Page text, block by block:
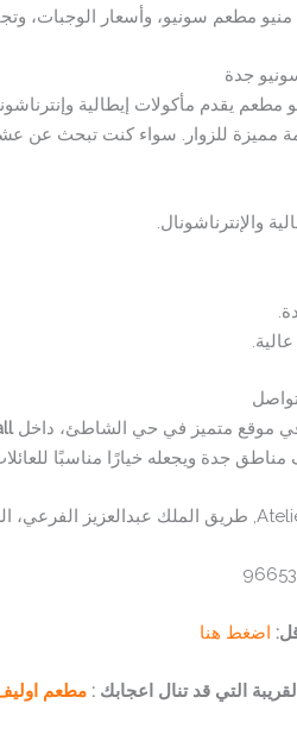
مطعم سونيو، وأسعار الوجبات،
جدة
مطعم يقدم مأكولات إيطالية
مميزة للزوار. سواء كنت تبحث عن
والإنترناشونال.
موقع متميز في حي الشاطئ، داخل
جدة ويجعله خيارًا مناسبًا للعائلات
اضغط هنا
التي قد تنال اعجابك :مطعم اوليف